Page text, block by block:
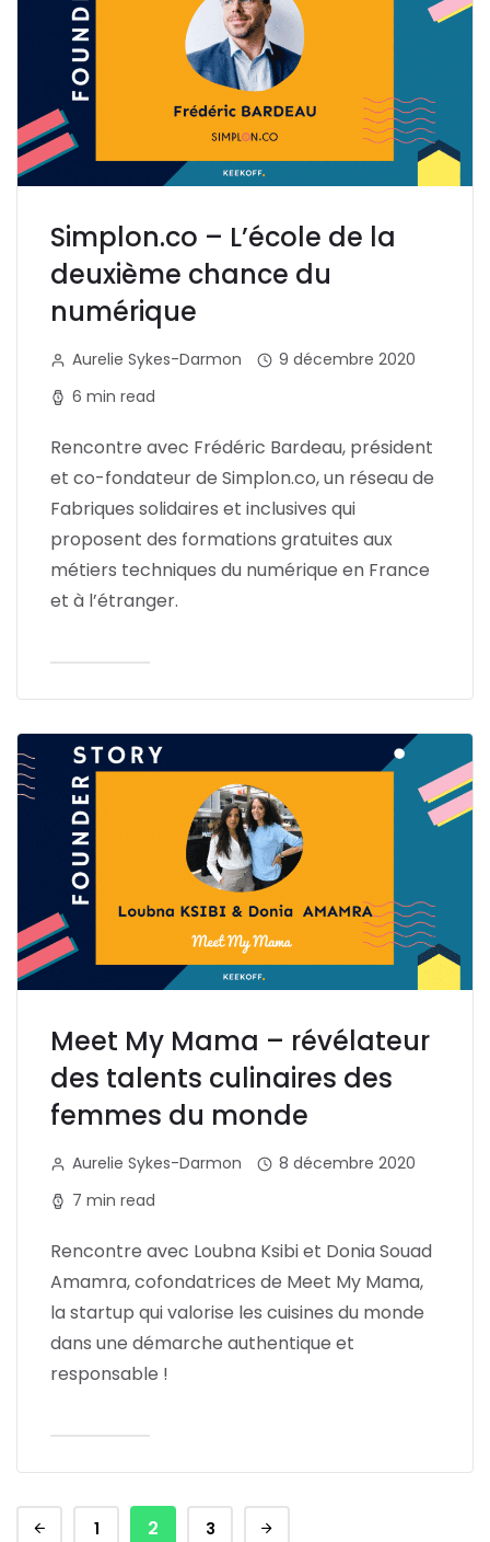
Simplon.co – L’école de la
deuxième chance du
numérique
Aurelie Sykes-Darmon
9 décembre 2020
6 min read
Rencontre avec Frédéric Bardeau, président
et co-fondateur de Simplon.co, un réseau de
Fabriques solidaires et inclusives qui
proposent des formations gratuites aux
métiers techniques du numérique en France
et à l’étranger.
Meet My Mama – révélateur
des talents culinaires des
femmes du monde
Aurelie Sykes-Darmon
8 décembre 2020
7 min read
Rencontre avec Loubna Ksibi et Donia Souad
Amamra, cofondatrices de Meet My Mama,
la startup qui valorise les cuisines du monde
dans une démarche authentique et
responsable !
1 2 3